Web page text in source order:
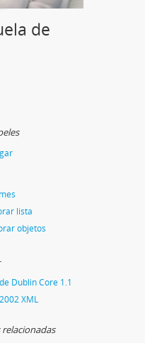
de
lista
objetos
Dublin Core 1.1
XML